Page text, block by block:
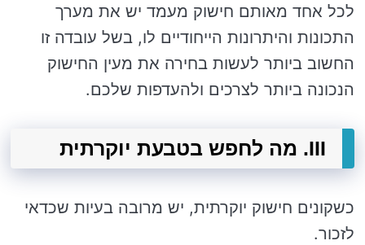
לכל אחד מאותם חישוק מעמד יש את מערך
התכונות והיתרונות הייחודיים לו, בשל עובדה זו
החשוב ביותר לעשות בחירה את מעין החישוק
הנכונה ביותר לצרכים ולהעדפות שלכם.
III. מה לחפש בטבעת יוקרתית
כשקונים חישוק יוקרתית, יש מרובה בעיות שכדאי
לזכור.